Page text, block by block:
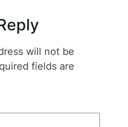
will not be
fields are